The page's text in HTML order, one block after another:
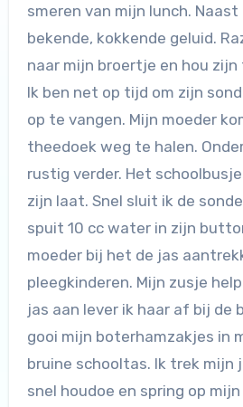
smeren van mijn lunch.
bekende, kokkende geluid.
naar mijn broertje en hou
Ik ben net op tijd om zijn
op te vangen. Mijn moeder
theedoek weg te halen.
rustig verder. Het
zijn laat. Snel sluit ik de
spuit 10 cc water in zijn
moeder bij het de jas
pleegkinderen. Mijn zusje
jas aan lever ik haar af bij de
gooi mijn boterhamzakjes in
bruine schooltas. Ik trek mijn
snel houdoe en spring op